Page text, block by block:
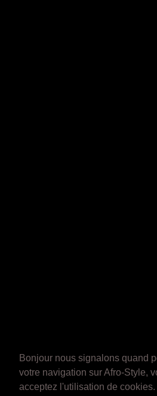
Bonjour nous signalons quand
votre navigation sur Afro-Style,
acceptez l'utilisation de